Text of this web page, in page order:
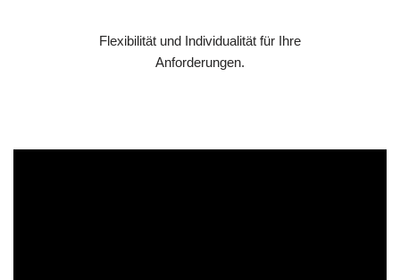
Flexibilität und Individualität für Ihre
Anforderungen.